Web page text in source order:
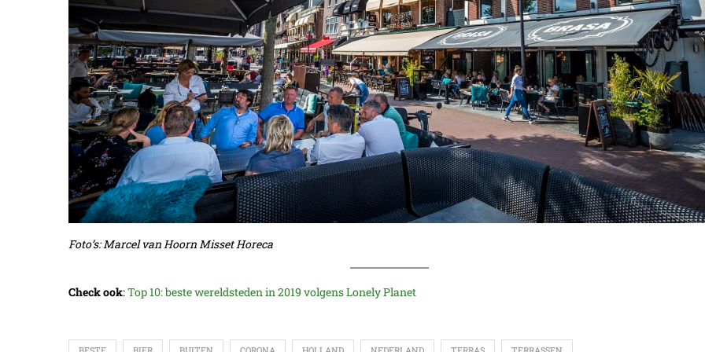
Foto’s: Marcel van Hoorn Misset Horeca
Check ook:Top 10: beste wereldsteden in 2019 volgens Lonely Planet